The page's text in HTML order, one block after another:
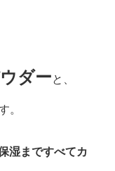
ダーと、
。
湿まですべてカ